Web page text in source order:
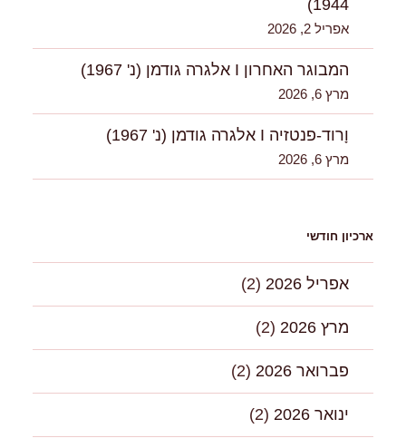
1944)
אפריל 2, 2026
המבוגר האחרון I אלגרה גודמן (נ' 1967)
מרץ 6, 2026
וָרוד-פנטזיה I אלגרה גודמן (נ' 1967)
מרץ 6, 2026
ארכיון חודשי
אפריל 2026 (2)
מרץ 2026 (2)
פברואר 2026 (2)
ינואר 2026 (2)